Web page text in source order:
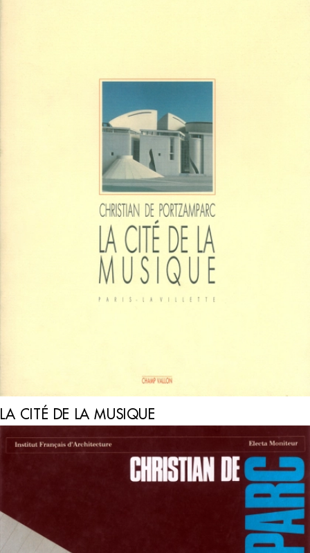
LA CITÉ DE LA MUSIQUE